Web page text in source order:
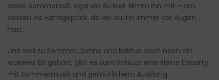
deine Sommerzeit, egal wo du bist: Nimm ihn mit – am
besten ins Handgepäck, da wo du ihn immer vor Augen
hast.
Und weil zu Sommer, Sonne und Kaktus auch noch ein
leckeres Eis gehört, gibt es zum Schluss eine kleine Eisparty
mit Sommermusik und gemütlichem Ausklang.